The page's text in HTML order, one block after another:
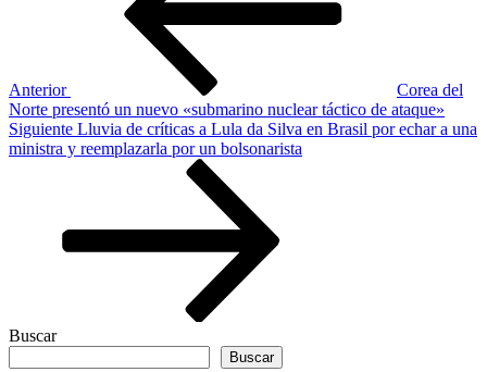
Anterior
Corea del
Norte presentó un nuevo «submarino nuclear táctico de ataque»
Siguiente
entrada
Siguiente Lluvia de críticas a Lula da Silva en Brasil por echar a una
ministra y reemplazarla por un bolsonarista
Buscar
Buscar